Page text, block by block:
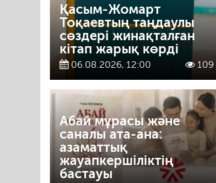
Қасым-Жомарт
Тоқаевтың таңдаулы
сөздері жинақталған
кітап жарық көрді
06.08.2026, 12:00 109
Абай мұрасы және
саналы ата-ана:
азаматтық
жауапкершіліктің
бастауы